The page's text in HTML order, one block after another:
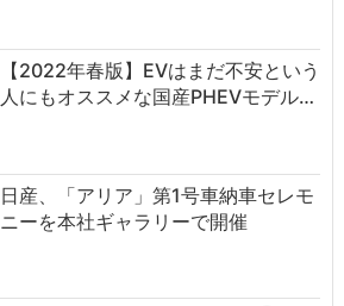
【2022年春版】EVはまだ不安という
人にもオススメな国産PHEVモデル…
日産、「アリア」第1号車納車セレモ
ニーを本社ギャラリーで開催